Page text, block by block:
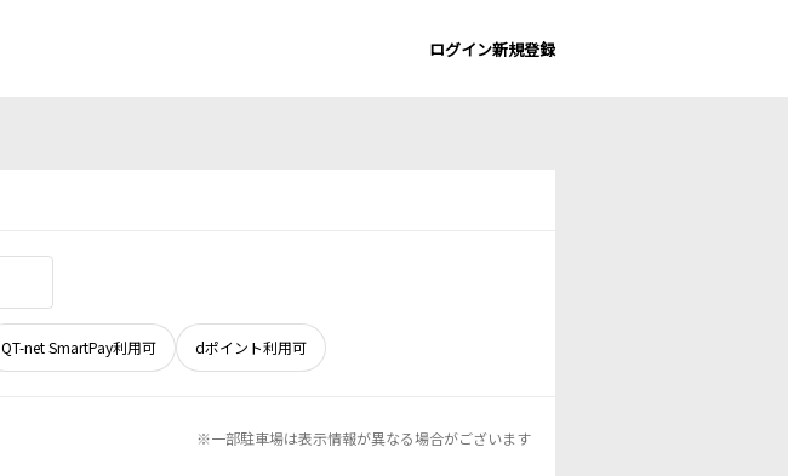
ログイン新規登録
QT-net SmartPay利用可 dポイント利用可
※一部駐車場は表示情報が異なる場合がございます